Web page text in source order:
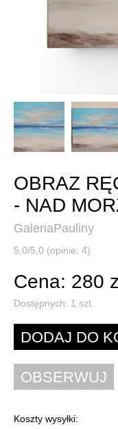
OBRAZ
- NAD
GaleriaPauliny
5,0/5,0 (opinie: 4)
Cena: 280
Dostępnych: 1 szt.
Koszty wysyłki: